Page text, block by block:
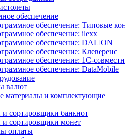
обеспечение
обеспечение: Типовые
обеспечение: ilexx
обеспечение: DALION
обеспечение: Клеверенс
обеспечение: 1С-
обеспечение: DataMobile
валют
материалы и комплектующие
и сортировщики банкнот
и сортировщики монет
оплаты